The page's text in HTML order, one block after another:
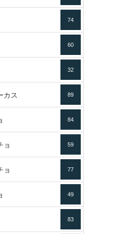
74
60
32
カス 89
84
ョ 59
ョ 77
49
83